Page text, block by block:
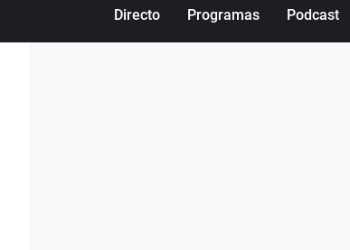
Directo Programas Podcast